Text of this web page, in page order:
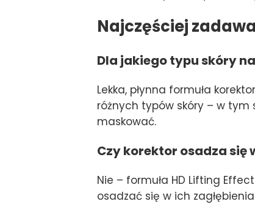
Najczęściej
Dla jakiego typu skóry
Lekka, płynna formuła
różnych typów skóry – w tym
maskować.
Czy korektor osadza się
Nie – formuła HD Lifting
osadzać się w ich